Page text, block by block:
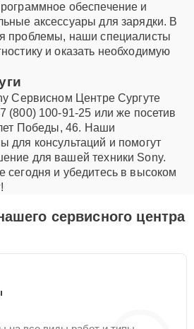
обеспечение и
аксессуары для зарядки. В
проблемы, наши специалисты
и оказать необходимую
Сервисном Центре Сургуте
(800) 100-91-25 или же посетив
Победы, 46. Наши
для консультаций и помогут
для вашей техники Sony.
сегодня и убедитесь в высоком
сервисного центра